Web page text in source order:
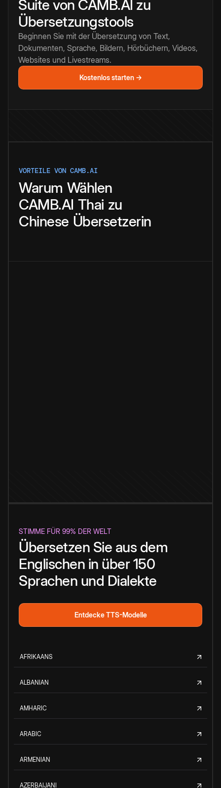
Suite von CAMB.AI zu
Übersetzungstools
Beginnen Sie mit der Übersetzung von Text,
Dokumenten, Sprache, Bildern, Hörbüchern, Videos,
Websites und Livestreams.
Kostenlos starten →
VORTEILE VON CAMB.AI
Warum Wählen
CAMB.AI Thai zu
Chinese Übersetzerin
STIMME FÜR 99% DER WELT
Übersetzen Sie aus dem
Englischen in über 150
Sprachen und Dialekte
Entdecke TTS-Modelle
AFRIKAANS
ALBANIAN
AMHARIC
ARABIC
ARMENIAN
AZERBAIJANI